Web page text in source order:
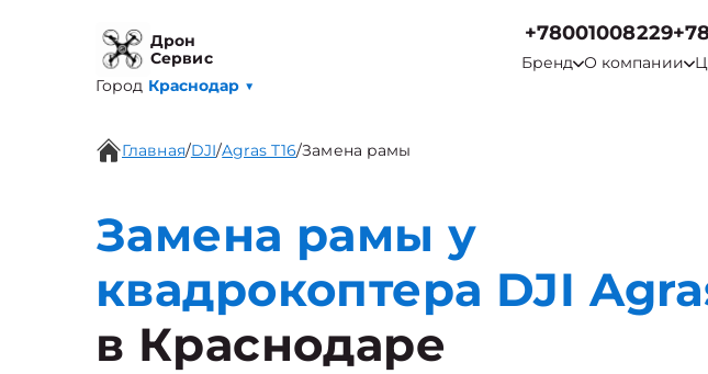
Дрон
Сервис
Город Краснодар ▼
+78001008229
Бренд О компании
Главная/DJI/Agras T16/Замена рамы
Замена рамы у
квадрокоптера DJI
в Краснодаре